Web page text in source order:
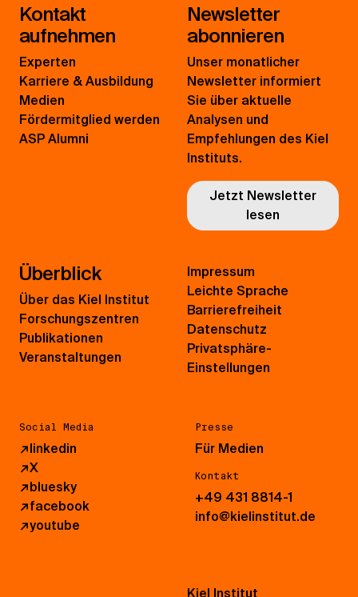
Kontakt
aufnehmen
Experten
Karriere & Ausbildung
Medien
Fördermitglied werden
ASP Alumni
Newsletter
abonnieren
Unser monatlicher
Newsletter informiert
Sie über aktuelle
Analysen und
Empfehlungen des Kiel
Instituts.
Jetzt Newsletter
lesen
Überblick
Über das Kiel Institut
Forschungszentren
Publikationen
Veranstaltungen
Social Media
↗linkedin
↗X
↗bluesky
↗facebook
↗youtube
Presse
Für Medien
Kontakt
+49 431 8814-1
info@kielinstitut.de
Impressum
Leichte Sprache
Barrierefreiheit
Datenschutz
Privatsphäre-
Einstellungen
Kiel Institut